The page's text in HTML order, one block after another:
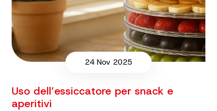
24 Nov 2025
Uso dell’essiccatore per snack e
aperitivi